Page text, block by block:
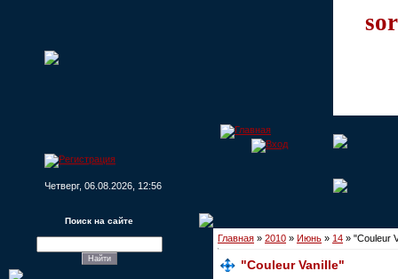
Четверг, 06.08.2026, 12:56
Поиск на сайте
Главная » 2010 » Июнь » 14 » "Couleur
"Couleur Vanille"